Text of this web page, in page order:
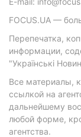
FOCUS.UA —
Перепечатка,
информации,
"Українські
Все материалы,
ссылкой на
дальнейшему
любой форме,
агентства.